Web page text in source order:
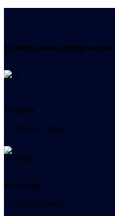
Контактная информация
Телефон
+7 (978) 515-999-7
WhatsApp
+7 (978) 515-999-7